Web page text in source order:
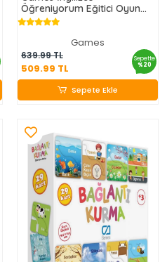
Öğreniyorum Eğitici Oyun
Kartları 52 Kart 5044
Games
639.99 TL
509.99 TL
Sepette
%20
509.99 TL
Sepete Ekle